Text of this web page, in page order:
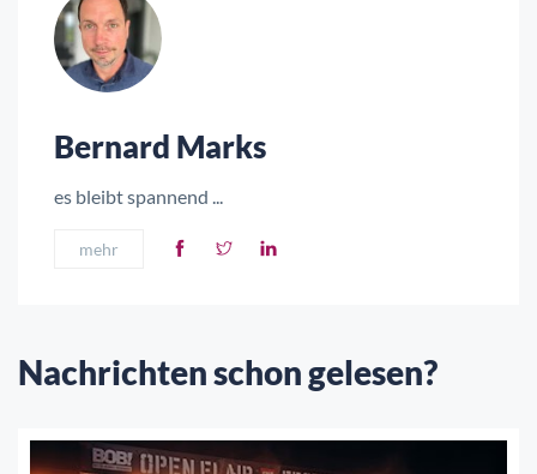
Bernard Marks
es bleibt spannend ...
mehr
Nachrichten schon gelesen?